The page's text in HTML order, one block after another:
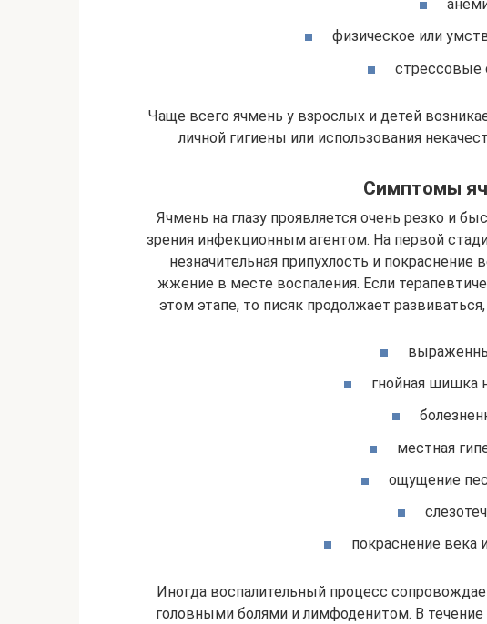
физическое или
стрессовые
Чаще всего ячмень у взрослых и детей
личной гигиены или использования
Симптомы
Ячмень на глазу проявляется очень резко и
зрения инфекционным агентом. На первой
незначительная припухлость и
жжение в месте воспаления. Если
этом этапе, то писяк продолжает
гнойная шишка
местная
ощущение
покраснение
Иногда воспалительный процесс
головными болями и лимфоденитом. В